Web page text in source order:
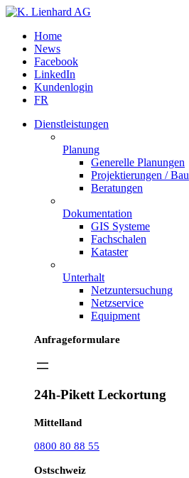
Home
News
Facebook
LinkedIn
Kundenlogin
FR
Dienstleistungen
Planung
Generelle Planungen
Projektierungen / Bau
Beratungen
Dokumentation
GIS Systeme
Fachschalen
Kataster
Unterhalt
Netzuntersuchung
Netzservice
Equipment
Anfrageformulare
24h-Pikett Leckortung
Mittelland
0800 80 88 55
Ostschweiz